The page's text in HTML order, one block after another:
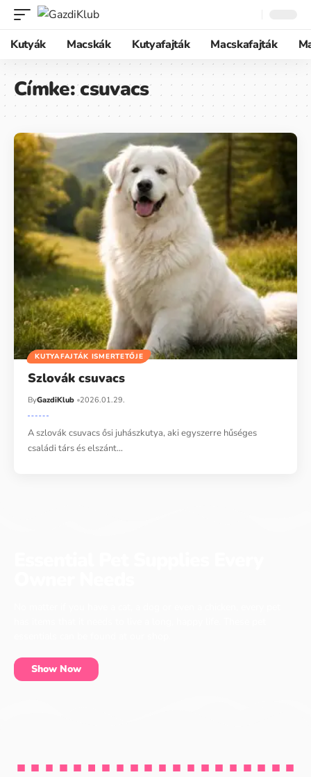
Kutyák Macskák Kutyafajták Macskafajták
Címke:csuvacs
KUTYAFAJTÁK ISMERTETŐJE
Szlovák csuvacs
ByGazdiKlub 2026.01.29.
A szlovák csuvacs ősi juhászkutya, aki egyszerre hűséges
családi társ és elszánt…
Show Now